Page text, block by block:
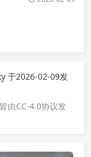
于2026-02-09发
由CC-4.0协议发